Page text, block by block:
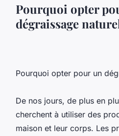
Pourquoi opter
dégraissage
Pourquoi opter pour un
De nos jours, de plus en
cherchent à utiliser des
maison et leur corps. Les